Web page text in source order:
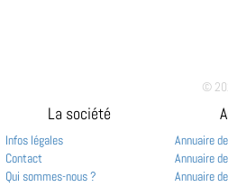
©
La société
Infos légales
Contact
Qui sommes-nous ?
Annuaire
Annuaire
Annuaire